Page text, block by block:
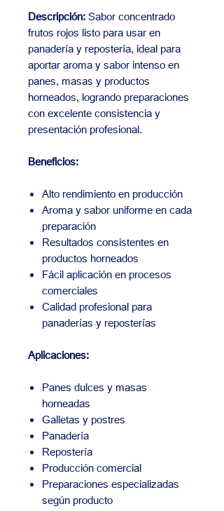
Descripción: Sabor concentrado
frutos rojos listo para usar en
panadería y repostería, ideal para
aportar aroma y sabor intenso en
panes, masas y productos
horneados, logrando preparaciones
con excelente consistencia y
presentación profesional.
Beneficios:
Alto rendimiento en producción
Aroma y sabor uniforme en cada
preparación
Resultados consistentes en
productos horneados
Fácil aplicación en procesos
comerciales
Calidad profesional para
panaderías y reposterías
Aplicaciones:
Panes dulces y masas
horneadas
Galletas y postres
Panadería
Repostería
Producción comercial
Preparaciones especializadas
según producto